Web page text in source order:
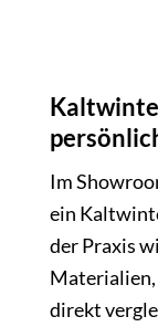
Im
ein
der Praxis
direkt